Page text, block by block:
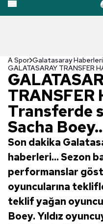
A Spor Galatasaray Haberleri
TRANSFER
Transferde
Sacha
Son dakika
haberleri... Sezon
performanslar
oyuncularına
teklif yağan
Boey. Yıldız